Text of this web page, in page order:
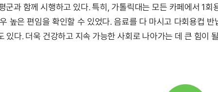
군과 함께 시행하고 있다. 특히, 가톨릭대는 모든 카페에서 1회
높은 편임을 확인할 수 있었다. 음료를 다 마시고 다회용컵
있다. 더욱 건강하고 지속 가능한 사회로 나아가는 데 큰 힘이